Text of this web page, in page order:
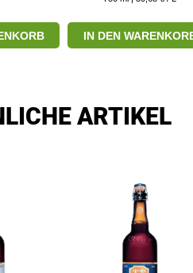
IN DEN
ARTIKEL